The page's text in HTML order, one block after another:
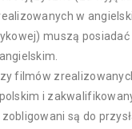
w
muszą posiadać
filmów
i
są do